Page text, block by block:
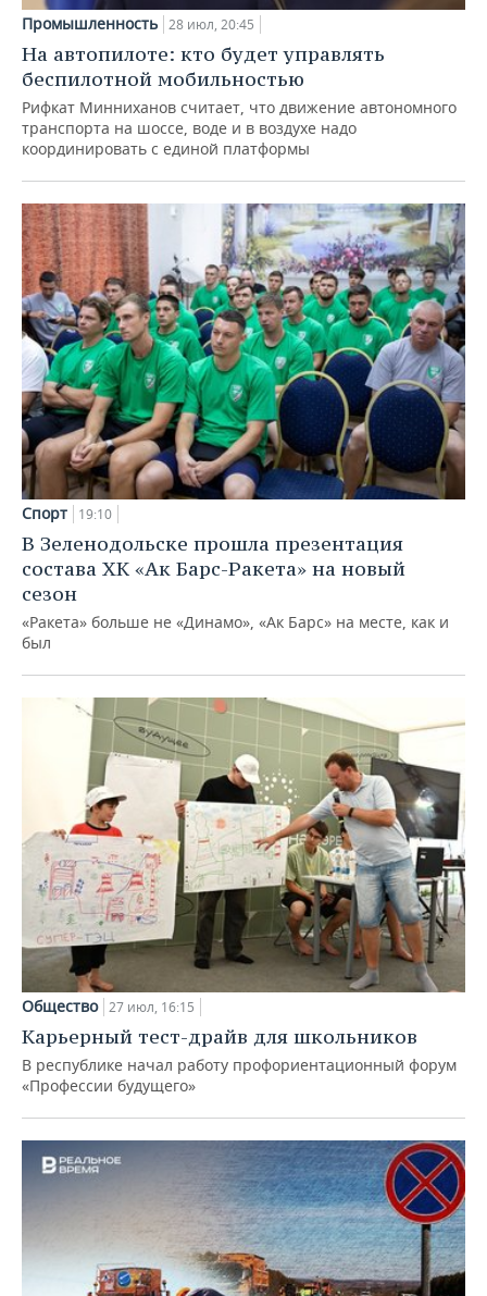
Промышленность 28 июл, 20:45
На автопилоте: кто будет управлять
беспилотной мобильностью
Рифкат Минниханов считает, что движение автономного
транспорта на шоссе, воде и в воздухе надо
координировать с единой платформы
Спорт 19:10
В Зеленодольске прошла презентация
состава ХК «Ак Барс-Ракета» на новый
сезон
«Ракета» больше не «Динамо», «Ак Барс» на месте, как и
был
Общество 27 июл, 16:15
Карьерный тест-драйв для школьников
В республике начал работу профориентационный форум
«Профессии будущего»